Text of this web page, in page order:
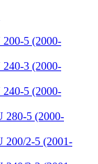
5 (2000-
3 (2000-
5 (2000-
5 (2000-
2-5 (2001-